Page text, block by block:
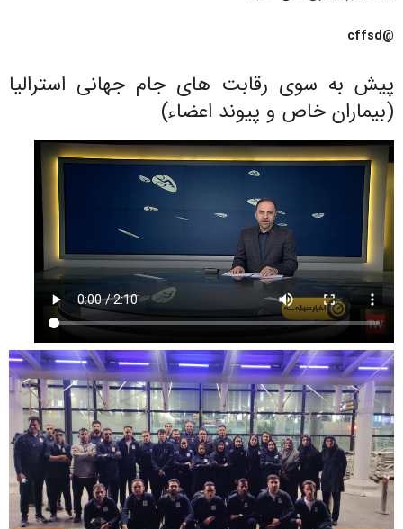
@cffsd
پیش به سوی رقابت های جام جهانی استرالیا
(بیماران خاص و پیوند اعضاء)